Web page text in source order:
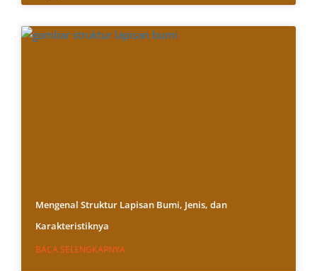
Mengenal Struktur Lapisan Bumi, Jenis, dan
Karakteristiknya
BACA SELENGKAPNYA